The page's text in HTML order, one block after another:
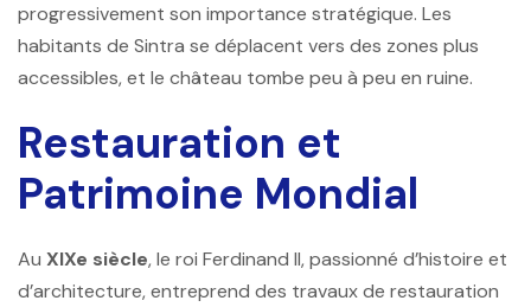
progressivement son importance stratégique. Les
habitants de Sintra se déplacent vers des zones plus
accessibles, et le château tombe peu à peu en ruine.
Restauration et
Patrimoine Mondial
Au XIXe siècle, le roi Ferdinand II, passionné d’histoire et
d’architecture, entreprend des travaux de restauration